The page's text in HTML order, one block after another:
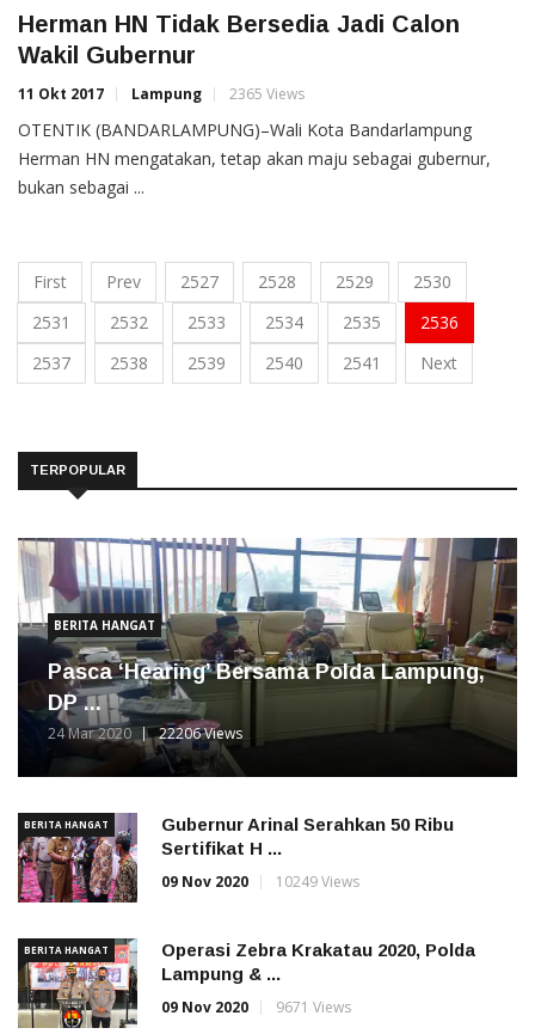
Herman HN Tidak Bersedia Jadi Calon
Wakil Gubernur
11 Okt 2017 Lampung 2365 Views
OTENTIK (BANDARLAMPUNG)–Wali Kota Bandarlampung
Herman HN mengatakan, tetap akan maju sebagai gubernur,
bukan sebagai ...
First Prev 2527 2528 2529
2530
2531
2532 2533 2534 2535
2536
2537
2538 2539 2540 2541 Next
TERPOPULAR
BERITA HANGAT
Pasca ‘Hearing’ Bersama Polda Lampung,
DP ...
24 Mar 2020 22206 Views
BERITA HANGAT
Gubernur Arinal Serahkan 50 Ribu
Sertifikat H ...
09 Nov 2020
10249 Views
BERITA HANGAT
Operasi Zebra Krakatau 2020, Polda
Lampung & ...
09 Nov 2020
9671 Views